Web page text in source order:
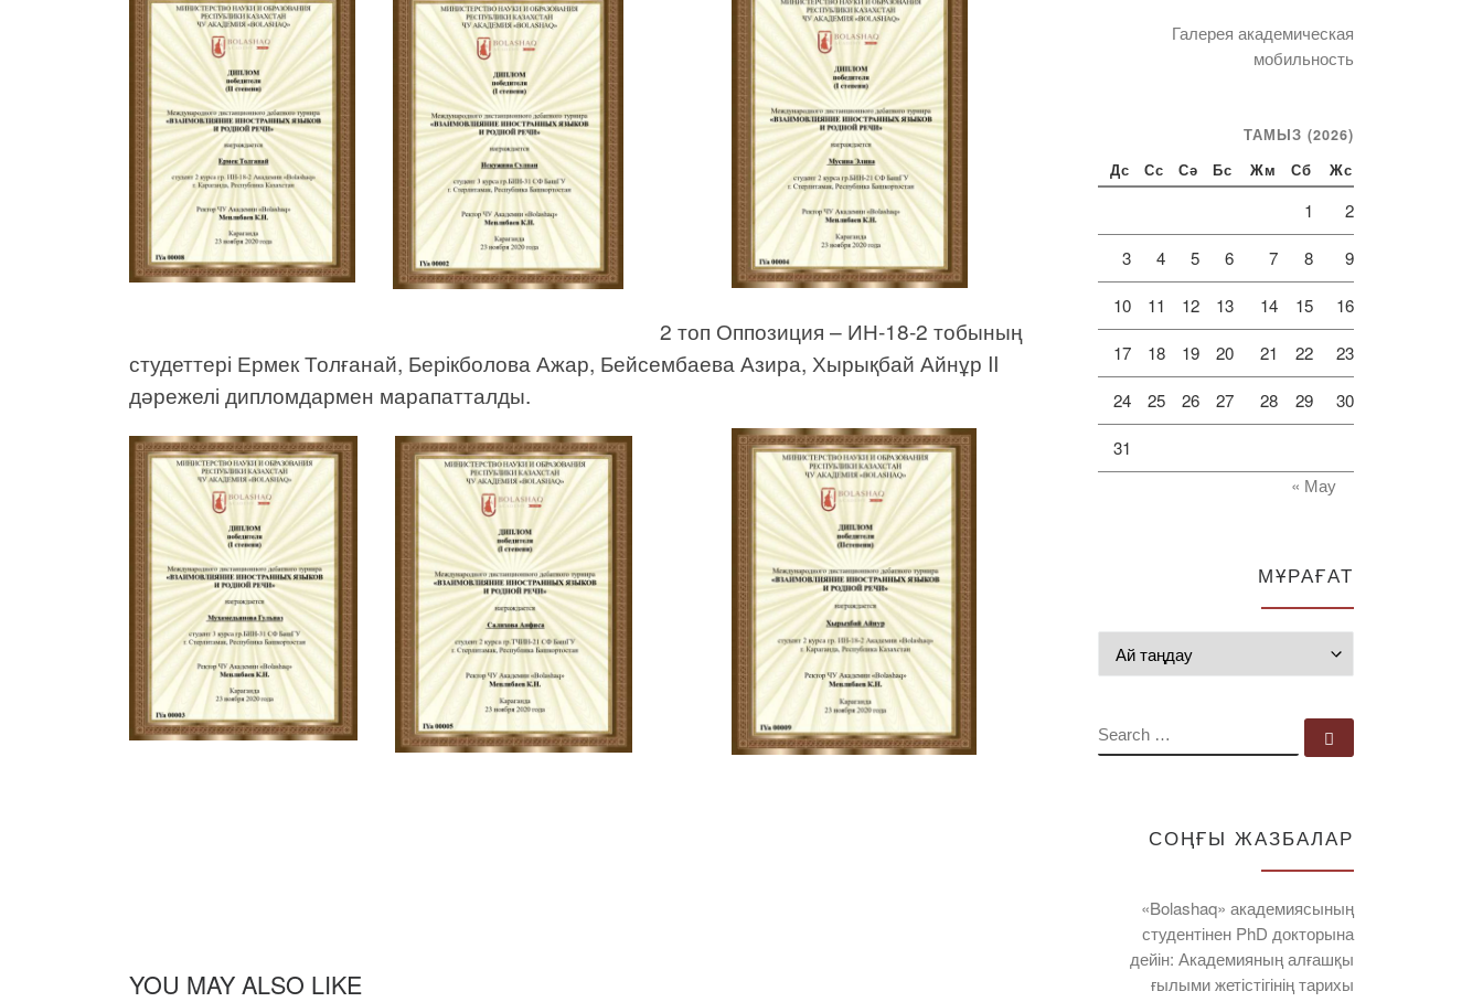
2 топ Оппозиция – ИН-18-2 тобының
студеттері Ермек Толғанай, Берікболова Ажар, Бейсембаева Азира, Хырықбай Айнұр II
дәрежелі дипломдармен марапатталды.
YOU MAY ALSO LIKE
Галерея академическая
мобильность
ТАМЫЗ (2026)
Дс Сс Сә Бс Жм Сб Жс
1 2
3 4 5 6 7 8 9
10 11 12 13 14 15 16
17 18 19 20 21 22 23
24 25 26 27 28 29 30
31
« Мау
МҰРАҒАТ
SEARCH
СОҢҒЫ ЖАЗБАЛАР
«Bolashaq» академиясының
студентінен PhD докторына
дейін: Академияның алғашқы
ғылыми жетістігінің тарихы